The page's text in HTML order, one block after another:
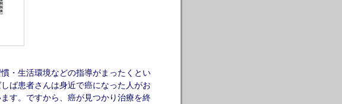
・生活環境などの指導がまったくとい
ば患者さんは身近で癌になった人がお
す。ですから、癌が見つかり治療を終